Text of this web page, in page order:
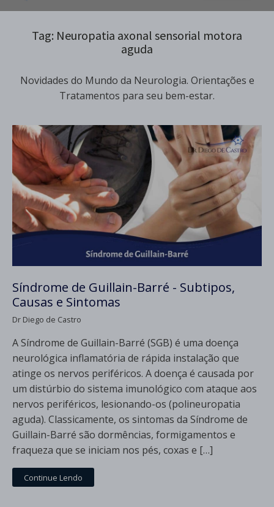
Tag: Neuropatia axonal sensorial motora
aguda
Novidades do Mundo da Neurologia. Orientações e
Tratamentos para seu bem-estar.
Síndrome de Guillain-Barré - Subtipos,
Causas e Sintomas
Dr Diego de Castro
A Síndrome de Guillain-Barré (SGB) é uma doença
neurológica inflamatória de rápida instalação que
atinge os nervos periféricos. A doença é causada por
um distúrbio do sistema imunológico com ataque aos
nervos periféricos, lesionando-os (polineuropatia
aguda). Classicamente, os sintomas da Síndrome de
Guillain-Barré são dormências, formigamentos e
fraqueza que se iniciam nos pés, coxas e […]
Continue Lendo